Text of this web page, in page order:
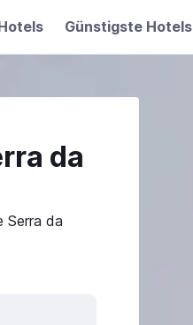
Günstigste Hotels
da
Serra da